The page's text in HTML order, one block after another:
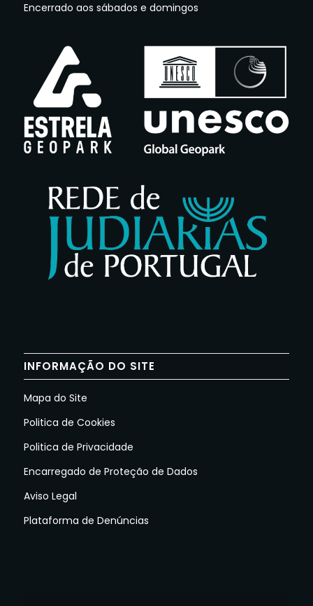
Encerrado aos sábados e domingos
INFORMAÇÃO DO SITE
Mapa do Site
Politica de Cookies
Politica de Privacidade
Encarregado de Proteção de Dados
Aviso Legal
Plataforma de Denúncias